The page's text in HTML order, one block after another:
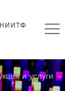
и услуги -